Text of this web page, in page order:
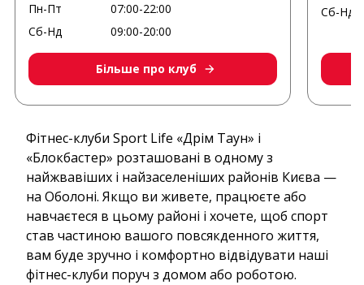
Пн-Пт
07:00-22:00
Сб-Нд
09:00-20:00
Більше про клуб
Сб-Нд
Фітнес-клуби Sport Life «Дрім Таун» і
«Блокбастер» розташовані в одному з
найжвавіших і найзаселеніших районів Києва —
на Оболоні. Якщо ви живете, працюєте або
навчаєтеся в цьому районі і хочете, щоб спорт
став частиною вашого повсякденного життя,
вам буде зручно і комфортно відвідувати наші
фітнес-клуби поруч з домом або роботою.